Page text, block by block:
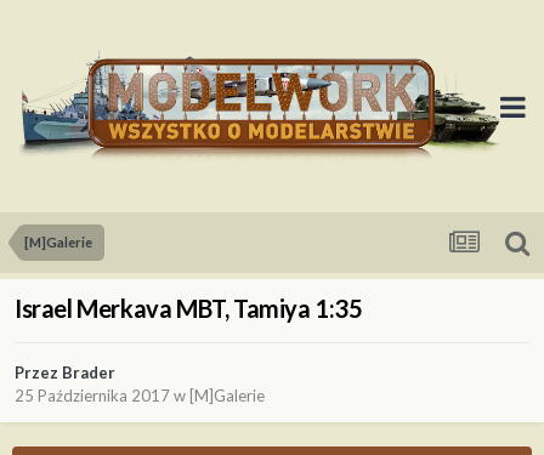
[M]Galerie
Israel Merkava MBT, Tamiya 1:35
Przez Brader
25 Października 2017w [M]Galerie